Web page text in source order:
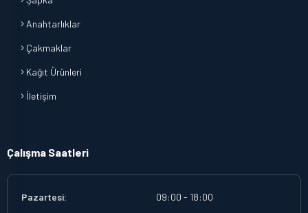
Anahtarlıklar
Çakmaklar
Kağıt Ürünleri
İletişim
Çalışma Saatleri
Pazartesi:
09:00 - 18:00